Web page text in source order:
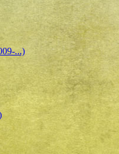
...)